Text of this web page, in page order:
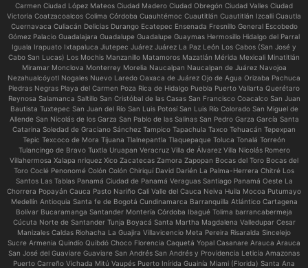
Carmen Ciudad López Mateos Ciudad Madero Ciudad Obregón Ciudad Valles Ciudad
Victoria Coatzacoalcos Colima Córdoba Cuauhtémoc Cuautitlán Cuautitlán Izcalli Cuautla
Cuernavaca Culiacán Delicias Durango Ecatepec Ensenada Fresnillo General Escobedo
Gómez Palacio Guadalajara Guadalupe Guadalupe Guaymas Hermosillo Hidalgo del Parral
Iguala Irapuato Ixtapaluca Jiutepec Juárez Juárez La Paz León Los Cabos (San José y
Cabo San Lucas) Los Mochis Manzanillo Matamoros Mazatlán Mérida Mexicali Minatitlán
Miramar Monclova Monterrey Morelia Naucalpan Naucalpan de Juárez Navojoa
Nezahualcóyotl Nogales Nuevo Laredo Oaxaca de Juárez Ojo de Agua Orizaba Pachuca
Piedras Negras Playa del Carmen Poza Rica de Hidalgo Puebla Puerto Vallarta Querétaro
Reynosa Salamanca Saltillo San Cristóbal de las Casas San Francisco Coacalco San Juan
Bautista Tuxtepec San Juan del Río San Luis Potosí San Luis Río Colorado San Miguel de
Allende San Nicolás de los Garza San Pablo de las Salinas San Pedro Garza García Santa
Catarina Soledad de Graciano Sánchez Tampico Tapachula Taxco Tehuacán Tepexpan
Tepic Texcoco de Mora Tijuana Tlalnepantla Tlaquepaque Toluca Tonalá Torreón
Tulancingo de Bravo Tuxtla Uruapan Veracruz Villa de Álvarez Villa Nicolás Romero
Villahermosa Xalapa nriquez Xico Zacatecas Zamora Zapopan Bocas del Toro Bocas del
Toro Coclé Penonomé Colón Colón Chiriquí David Darién La Palma-Herrera Chitré Los
Santos Las Tablas Panamá Ciudad de Panamá Veraguas Santiago Panamá Oeste La
Chorrera Popayán Cauca Pasto Nariño Cali Valle del Cauca Neiva Huila Mocoa Putumayo
Medellín Antioquia Santa fe de Bogotá Cundinamarca Barranquilla Atlántico Cartagena
Bolívar Bucaramanga Santander Montería Córdoba Ibagué Tolima barrancabermeja
Cúcuta Norte de Santander Tunja Boyacá Santa Martha Magdalena Valledupar Cesar
Manizales Caldas Riohacha La Guajira Villavicencio Meta Pereira Risaralda Sincelejo
Sucre Armenia Quindío Quibdó Choco Florencia Caquetá Yopal Casanare Arauca Arauca
San José del Guaviare Guaviare San Andrés San Andrés y Providencia Leticia Amazonas
Puerto Carreño Vichada Mitú Vaupés Puerto Inírida Guainía Miami (Florida) Santa Ana